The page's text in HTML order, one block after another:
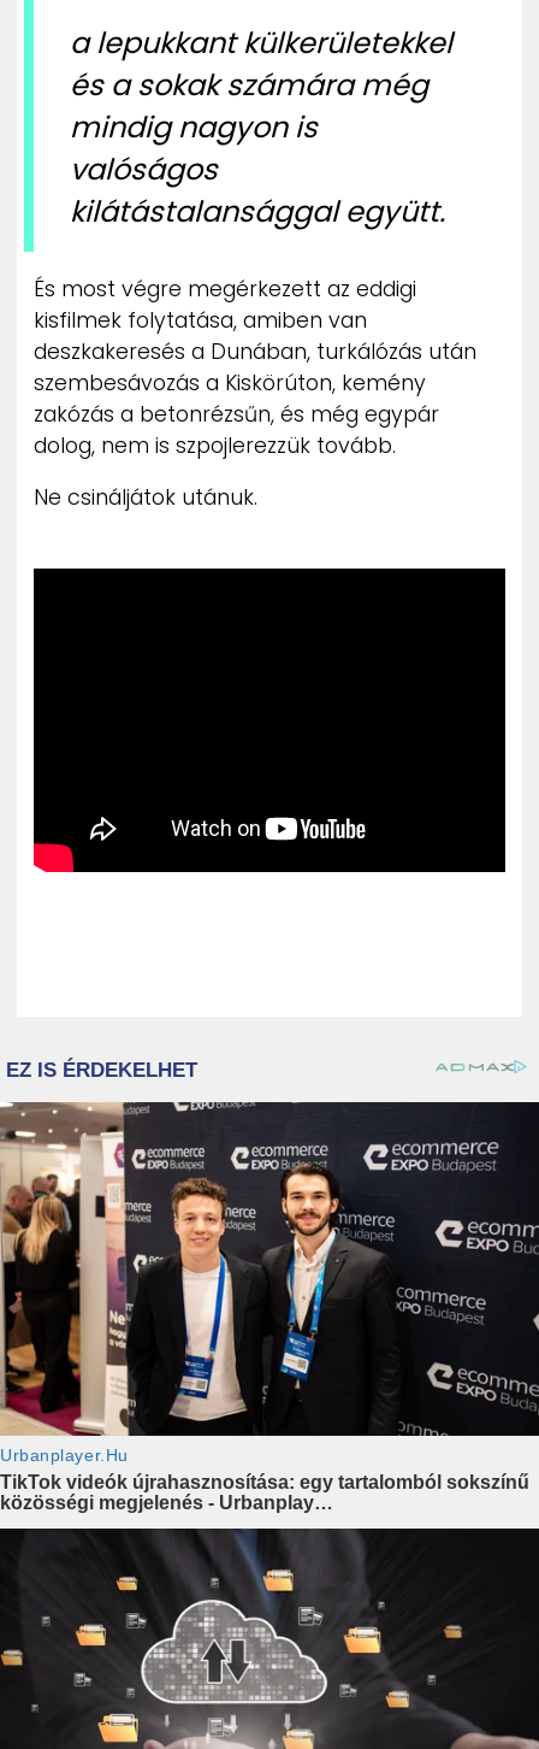
a lepukkant külkerületekkel
és a sokak számára még
mindig nagyon is
valóságos
kilátástalansággal együtt.
És most végre megérkezett az eddigi
kisfilmek folytatása, amiben van
deszkakeresés a Dunában, turkálózás után
szembesávozás a Kiskörúton, kemény
zakózás a betonrézsűn, és még egypár
dolog, nem is szpojlerezzük tovább.
Ne csináljátok utánuk.